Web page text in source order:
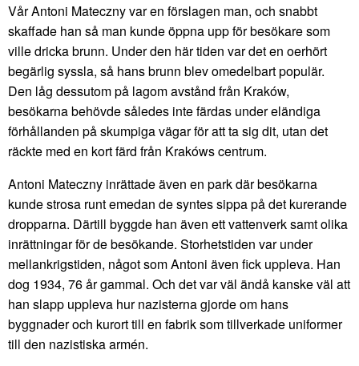
Vår Antoni Mateczny var en förslagen man, och snabbt
skaffade han så man kunde öppna upp för besökare som
ville dricka brunn. Under den här tiden var det en oerhört
begärlig syssla, så hans brunn blev omedelbart populär.
Den låg dessutom på lagom avstånd från Kraków,
besökarna behövde således inte färdas under eländiga
förhållanden på skumpiga vägar för att ta sig dit, utan det
räckte med en kort färd från Krakóws centrum.
Antoni Mateczny inrättade även en park där besökarna
kunde strosa runt emedan de syntes sippa på det kurerande
dropparna. Därtill byggde han även ett vattenverk samt olika
inrättningar för de besökande. Storhetstiden var under
mellankrigstiden, något som Antoni även fick uppleva. Han
dog 1934, 76 år gammal. Och det var väl ändå kanske väl att
han slapp uppleva hur nazisterna gjorde om hans
byggnader och kurort till en fabrik som tillverkade uniformer
till den nazistiska armén.